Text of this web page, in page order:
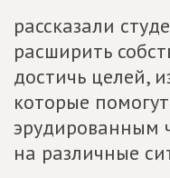
рассказали
расширить
достичь целей,
которые
эрудированным
на различные